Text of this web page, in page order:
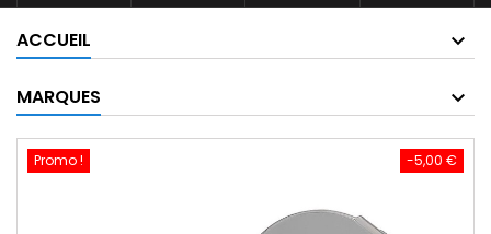
ACCUEIL
MARQUES
-5,00 €
Promo !